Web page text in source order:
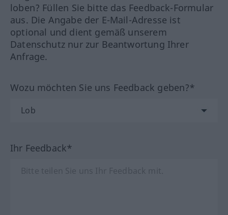
loben? Füllen Sie bitte das Feedback-Formular
aus. Die Angabe der E-Mail-Adresse ist
optional und dient gemäß unserem
Datenschutz nur zur Beantwortung Ihrer
Anfrage.
Wozu möchten Sie uns Feedback geben?*
Ihr Feedback*